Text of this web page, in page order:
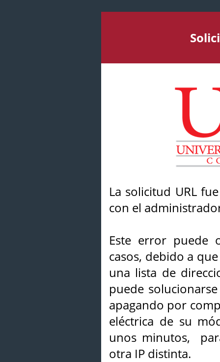
La solicitud URL
con el
Este error puede
casos, debido a
una lista de
puede
apagando por
eléctrica de su
unos minutos,
otra IP distinta.